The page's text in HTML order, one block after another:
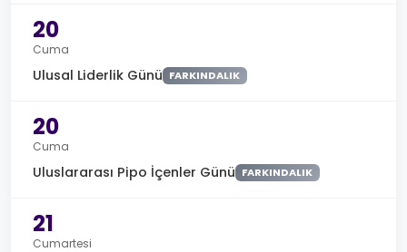
20
Cuma
Ulusal Liderlik Günü FARKINDALIK
20
Cuma
Uluslararası Pipo İçenler Günü FARKINDALIK
21
Cumartesi